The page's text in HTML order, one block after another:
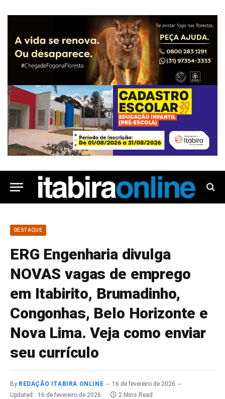
DESTAQUE
ERG Engenharia divulga
NOVAS vagas de emprego
em Itabirito, Brumadinho,
Congonhas, Belo Horizonte e
Nova Lima. Veja como enviar
seu currículo
By REDAÇÃO ITABIRA ONLINE
16 de fevereiro de 2026
Updated:
16 de fevereiro de 2026 2 Mins Read